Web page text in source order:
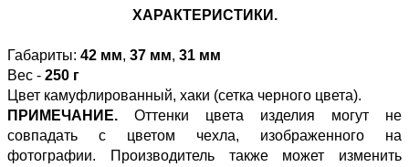
ХАРАКТЕРИСТИКИ.
Габариты: 42 мм, 37 мм, 31 мм
Вес - 250 г
Цвет камуфлированный, хаки (сетка черного цвета).
ПРИМЕЧАНИЕ. Оттенки цвета изделия могут не
совпадать с цветом чехла, изображенного на
фотографии. Производитель также может изменить